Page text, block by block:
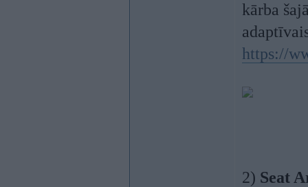
kārba
https://
2) Seat